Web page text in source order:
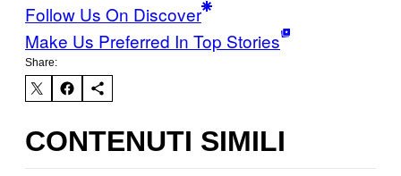
Follow Us On Discover
Make Us Preferred In Top Stories
Share:
CONTENUTI SIMILI